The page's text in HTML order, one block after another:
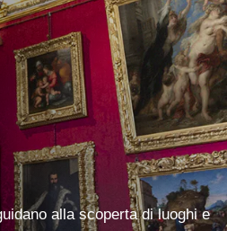
alla scoperta di luoghi e